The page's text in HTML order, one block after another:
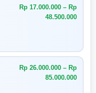
Rp 17.000.000 – Rp
48.500.000
Rp 26.000.000 – Rp
85.000.000